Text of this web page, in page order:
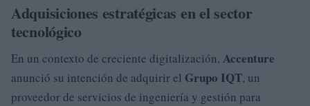
Adquisiciones estratégicas en el sector
tecnológico
En un contexto de creciente digitalización, Accenture
anunció su intención de adquirir el Grupo IQT, un
proveedor de servicios de ingeniería y gestión para